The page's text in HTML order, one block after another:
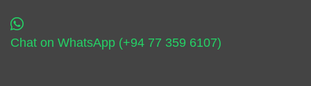
Chat on WhatsApp (+94 77 359 6107)